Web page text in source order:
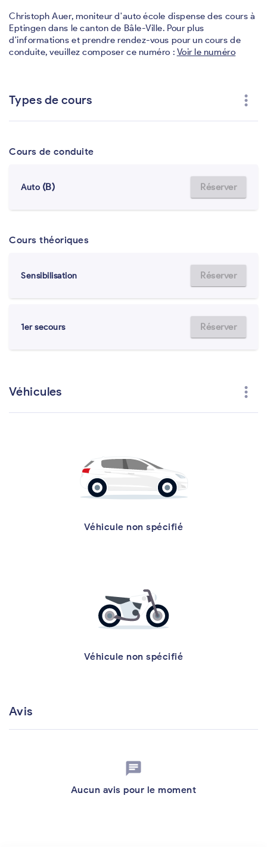
Christoph Auer, moniteur d'auto école dispense des cours à
Eptingen dans le canton de Bâle-Ville. Pour plus
d'informations et prendre rendez-vous pour un cours de
conduite, veuillez composer ce numéro : Voir le numéro
Types de cours more_vert
Cours de conduite
Auto (B) Réserver
Cours théoriques
Sensibilisation Réserver
1er secours Réserver
Véhicules more_vert
Véhicule non spécifié
Véhicule non spécifié
Avis
chat
Aucun avis pour le moment